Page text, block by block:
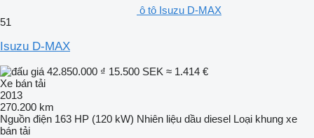
ô tô Isuzu D-MAX
51
Isuzu D-MAX
42.850.000 ₫ 15.500 SEK ≈ 1.414 €
Xe bán tải
2013
270.200 km
Nguồn điện 163 HP (120 kW) Nhiên liệu dầu diesel Loại khung xe
bán tải